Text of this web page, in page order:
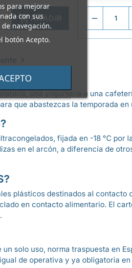
para mejorar
con sus
navegación.
botón Acepto.
 AÑADIR
una yogurtería o una
que abastezcas la temporada en
fijada en -18 °C por
en el arcón, a diferencia de
plásticos destinados al contacto
en contacto alimentario. El
solo uso, norma traspuesta en
de operativa y ya obligatoria